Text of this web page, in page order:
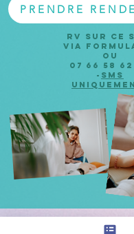
PRENDRE
RV sur ce
via
ou
07 66 58 62
- SMS